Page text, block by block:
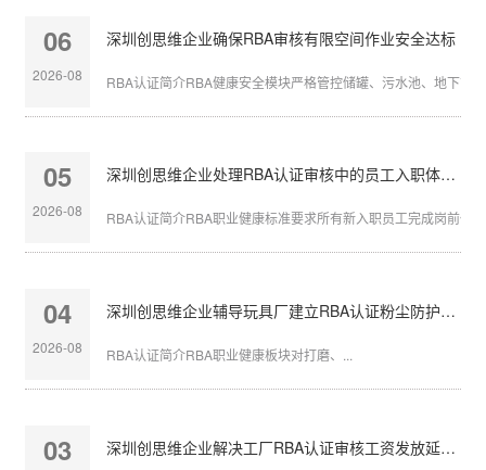
06
2026-08
深圳创思维企业确保RBA审核有限空间作业安全达标
RBA认证简介RBA健康安全模块严格管控储罐、污水池、地下管
05
2026-08
深圳创思维企业处理RBA认证审核中的员工入职体检缺失
RBA认证简介RBA职业健康标准要求所有新入职员工完成岗前体
04
2026-08
深圳创思维企业辅导玩具厂建立RBA认证粉尘防护体系
RBA认证简介RBA职业健康板块对打磨、...
03 深圳创思维企业解决工厂RBA认证审核工资发放延迟问题